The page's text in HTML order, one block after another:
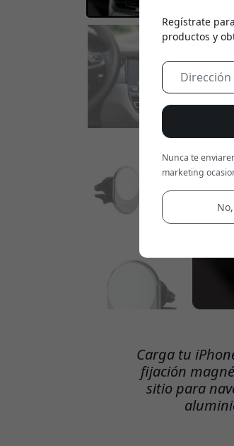
Carga tu
fijación
sitio para
Regístrate
productos y
Nunca te
marketing